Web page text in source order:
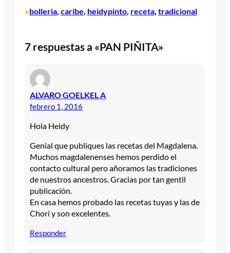
•bolleria, caribe, heidypinto, receta, tradicional
7 respuestas a «PAN PIÑITA»
ALVARO GOELKEL A
febrero 1, 2016
Hola Heidy
Genial que publiques las recetas del Magdalena.
Muchos magdalenenses hemos perdido el
contacto cultural pero añoramos las tradiciones
de nuestros ancestros. Gracias por tan gentil
publicación.
En casa hemos probado las recetas tuyas y las de
Chori y son excelentes.
Responder